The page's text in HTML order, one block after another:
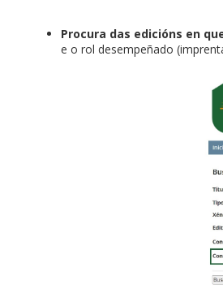
Procura das edicións en
e o rol desempeñado